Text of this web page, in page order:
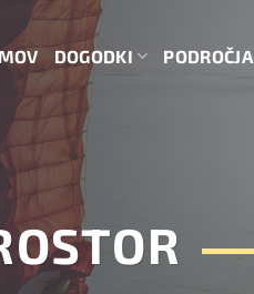
DOGODKI PODROČJA